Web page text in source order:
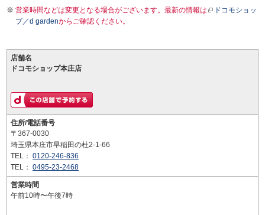
営業時間などは変更となる場合がございます。最新の情報は
ドコモショッ
プ／d gardenからご確認ください。
店舗名
ドコモショップ本庄店
住所/電話番号
〒367-0030
埼玉県本庄市早稲田の杜2-1-66
TEL： 0120-246-836
TEL： 0495-23-2468
営業時間
午前10時〜午後7時